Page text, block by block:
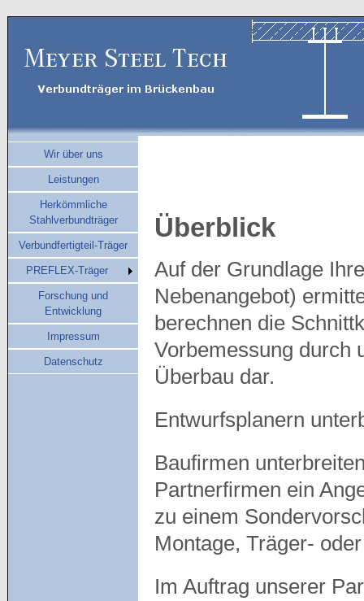
Wir über uns
Leistungen
Herkömmliche
Stahlverbundträger
Verbundfertigteil-Träger
PREFLEX-Träger
Forschung und
Entwicklung
Impressum
Datenschutz
Überblick
Auf der Grundlage
Nebenangebot)
berechnen die
Vorbemessung durch
Überbau dar.
Entwurfsplanern
Baufirmen
Partnerfirmen ein
zu einem
Montage, Träger-
Im Auftrag unserer